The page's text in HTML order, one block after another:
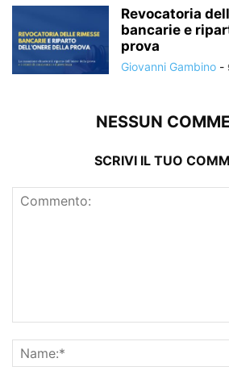
Revocatoria
bancarie e
prova
Giovanni Gambino -
NESSUN
SCRIVI IL TUO